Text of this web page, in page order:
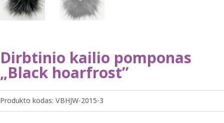
Dirbtinio kailio pomponas
„Black hoarfrost”
Produkto kodas: VBHJW-2015-3